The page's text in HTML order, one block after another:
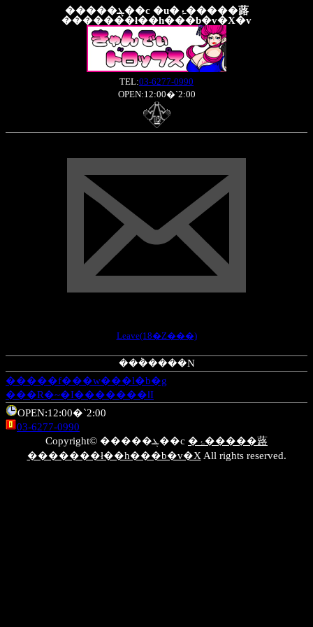
�����ܔ��c �u�ۂ�����蕗
�������ł��h���b�v�X�v
TEL:03-6277-0990
OPEN:12:00�`2:00
Leave(18�Ζ���)
���݃����N
�����f���w���l�b�g
���R�~�I�������ǁI
OPEN:12:00�`2:00
03-6277-0990
Copyright© �����ܔ��c �ۂ�����蕗
�������ł��h���b�v�X All rights reserved.